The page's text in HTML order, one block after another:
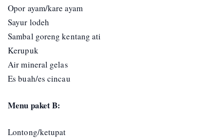
Opor ayam/kare ayam
Sayur lodeh
Sambal goreng kentang ati
Kerupuk
Air mineral gelas
Es buah/es cincau
Menu paket B:
Lontong/ketupat